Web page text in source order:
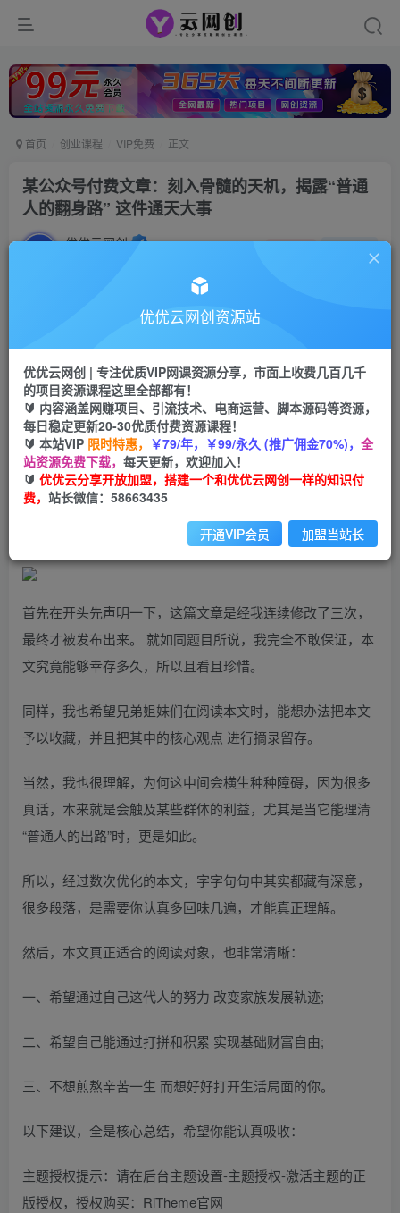
首页 创业课程 VIP免费 正文
某公众号付费文章：刻入骨髓的天机，揭露“普通
人的翻身路” 这件通天大事
优优云网创 私信
云币9.9云币99
会员免费
立即购买
您当前未登录！建议登陆后购买，可保存购买订单
首先在开头先声明一下，这篇文章是经我连续修改了三次，
最终才被发布出来。 就如同题目所说，我完全不敢保证，本
文究竟能够幸存多久，所以且看且珍惜。
同样，我也希望兄弟姐妹们在阅读本文时，能想办法把本文
予以收藏，并且把其中的核心观点 进行摘录留存。
当然，我也很理解，为何这中间会横生种种障碍，因为很多
真话，本来就是会触及某些群体的利益，尤其是当它能理清
“普通人的出路”时，更是如此。
所以，经过数次优化的本文，字字句句中其实都藏有深意，
很多段落，是需要你认真多回味几遍，才能真正理解。
然后，本文真正适合的阅读对象，也非常清晰：
一、希望通过自己这代人的努力 改变家族发展轨迹;
二、希望自己能通过打拼和积累 实现基础财富自由;
三、不想煎熬辛苦一生 而想好好打开生活局面的你。
以下建议，全是核心总结，希望你能认真吸收：
主题授权提示：请在后台主题设置-主题授权-激活主题的正
版授权，授权购买：RiTheme官网
优优云网创资源站
优优云网创 | 专注优质VIP网课资源分享，市面上收费几百几千
的项目资源课程这里全部都有！
🔰 内容涵盖网赚项目、引流技术、电商运营、脚本源码等资源，
每日稳定更新20-30优质付费资源课程！
🔰 本站VIP 限时特惠， ￥79/年，￥99/永久 (推广佣金70%)， 全
站资源免费下载， 每天更新，欢迎加入！
🔰 优优云分享开放加盟，搭建一个和优优云网创一样的知识付
费， 站长微信：58663435
开通VIP会员 加盟当站长